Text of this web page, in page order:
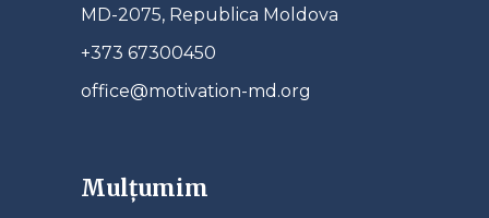
MD-2075, Republica Moldova
+373 67300450
office@motivation-md.org
Mulțumim